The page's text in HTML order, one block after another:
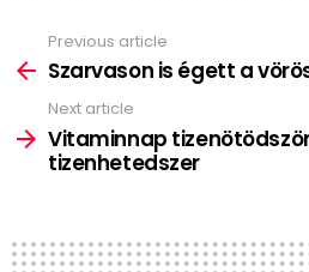
more
Previous article
Szarvason is égett a
Next article
Vitaminnap
tizenhetedszer